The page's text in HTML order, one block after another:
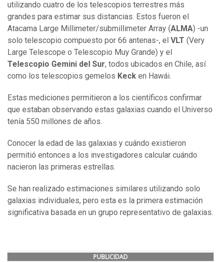
utilizando cuatro de los telescopios terrestres más
grandes para estimar sus distancias. Estos fueron el
Atacama Large Millimeter/submillimeter Array (ALMA) -un
solo telescopio compuesto por 66 antenas-, el VLT (Very
Large Telescope o Telescopio Muy Grande) y el
Telescopio Gemini del Sur, todos ubicados en Chile, así
como los telescopios gemelos Keck en Hawái.
Estas mediciones permitieron a los científicos confirmar
que estaban observando estas galaxias cuando el Universo
tenía 550 millones de años.
Conocer la edad de las galaxias y cuándo existieron
permitió entonces a los investigadores calcular cuándo
nacieron las primeras estrellas.
Se han realizado estimaciones similares utilizando solo
galaxias individuales, pero esta es la primera estimación
significativa basada en un grupo representativo de galaxias.
PUBLICIDAD